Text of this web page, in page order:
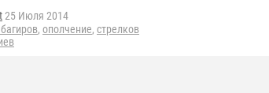
25 Июля 2014
, ополчение, стрелков